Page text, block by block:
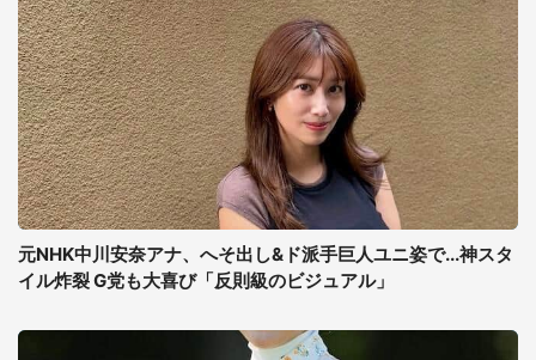
元NHK中川安奈アナ、へそ出し&ド派手巨人ユニ姿で...神スタ
イル炸裂 G党も大喜び「反則級のビジュアル」